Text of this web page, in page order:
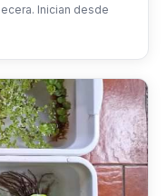
Inician desde